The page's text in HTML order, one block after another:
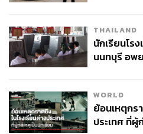
THAILAND
นักเรียนโร
นนทบุรี อพ
WORLD
ย้อนเหตุกร
ประเทศ ที่ผู้